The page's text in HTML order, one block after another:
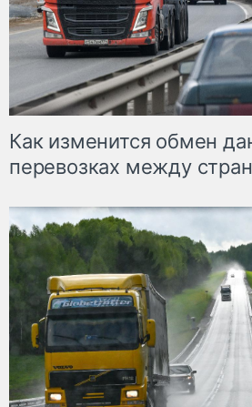
Как изменится обмен
перевозках между